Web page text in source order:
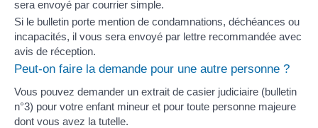
sera envoyé par courrier simple.
Si le bulletin porte mention de condamnations, déchéances ou
incapacités, il vous sera envoyé par lettre recommandée avec
avis de réception.
Peut-on faire la demande pour une autre personne ?
Vous pouvez demander un extrait de casier judiciaire (bulletin
n°3) pour votre enfant mineur et pour toute personne majeure
dont vous avez la tutelle.